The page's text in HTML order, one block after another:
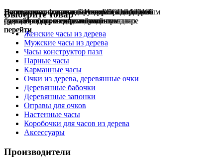
Гравировка на часахобычнаяБЕСПЛАТНО
сделай подарок индивидуальным
перейти
Деревянные флешкии ручкис гравировкой
сделаем подарок эксклюзивным
перейти
Настенные резныечасыНатуральное дерево
ручная работа в единичном экземпляре
перейти
Парные часыотличный подарок влюблённым
на годовщину или семейный праздник
перейти
Деревянные оправыдля очковбез диоптрий
будь стильным всегда и везде
перейти
Выберите товар
Женские часы из дерева
Мужские часы из дерева
Часы конструктор пазл
Парные часы
Карманные часы
Очки из дерева, деревянные очки
Деревянные бабочки
Деревянные запонки
Оправы для очков
Настенные часы
Коробочки для часов из дерева
Аксессуары
Производители